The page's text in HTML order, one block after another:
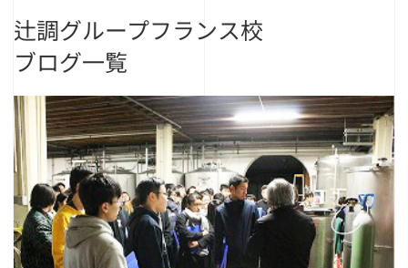
辻調グループフランス校
ブログ一覧